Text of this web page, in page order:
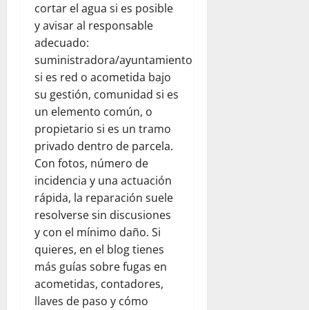
cortar el agua si es posible
y avisar al responsable
adecuado:
suministradora/ayuntamiento
si es red o acometida bajo
su gestión, comunidad si es
un elemento común, o
propietario si es un tramo
privado dentro de parcela.
Con fotos, número de
incidencia y una actuación
rápida, la reparación suele
resolverse sin discusiones
y con el mínimo daño. Si
quieres, en el blog tienes
más guías sobre fugas en
acometidas, contadores,
llaves de paso y cómo